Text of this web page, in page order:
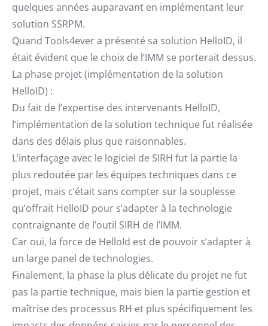
quelques années auparavant en implémentant leur
solution SSRPM.
Quand Tools4ever a présenté sa solution HelloID, il
était évident que le choix de l’IMM se porterait dessus.
La phase projet (implémentation de la solution
HelloID) :
Du fait de l’expertise des intervenants HelloID,
l’implémentation de la solution technique fut réalisée
dans des délais plus que raisonnables.
L’interfaçage avec le logiciel de SIRH fut la partie la
plus redoutée par les équipes techniques dans ce
projet, mais c’était sans compter sur la souplesse
qu’offrait HelloID pour s’adapter à la technologie
contraignante de l’outil SIRH de l’IMM.
Car oui, la force de HelloId est de pouvoir s’adapter à
un large panel de technologies.
Finalement, la phase la plus délicate du projet ne fut
pas la partie technique, mais bien la partie gestion et
maîtrise des processus RH et plus spécifiquement les